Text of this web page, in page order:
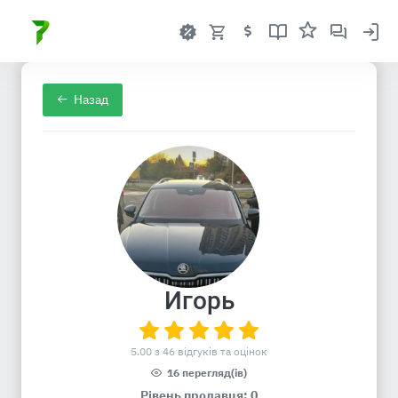
Назад
Игорь
5.00 з 46 відгуків та оцінок
16 перегляд(ів)